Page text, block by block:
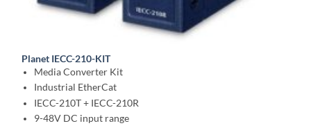
Planet IECC-210-KIT
Media Converter Kit
Industrial EtherCat
IECC-210T + IECC-210R
9-48V DC input range